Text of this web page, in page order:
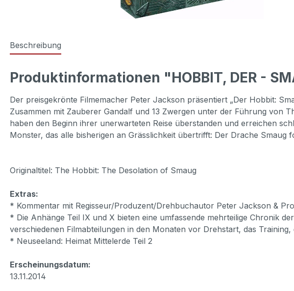
Beschreibung
Produktinformationen "HOBBIT, DER -
Der preisgekrönte Filmemacher Peter Jackson präsentiert „Der Hobbit:
Zusammen mit Zauberer Gandalf und 13 Zwergen unter der Führung von
haben den Beginn ihrer unerwarteten Reise überstanden und erreichen
Monster, das alle bisherigen an Grässlichkeit übertrifft: Der Drache
Originaltitel: The Hobbit: The Desolation of Smaug
Extras:
* Kommentar mit Regisseur/Produzent/Drehbuchautor Peter Jackson &
* Die Anhänge Teil IX und X bieten eine umfassende mehrteilige Chronik
verschiedenen Filmabteilungen in den Monaten vor Drehstart, das
* Neuseeland: Heimat Mittelerde Teil 2
Erscheinungsdatum:
13.11.2014